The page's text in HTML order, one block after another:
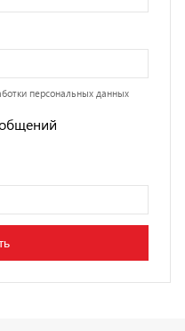
персональных данных